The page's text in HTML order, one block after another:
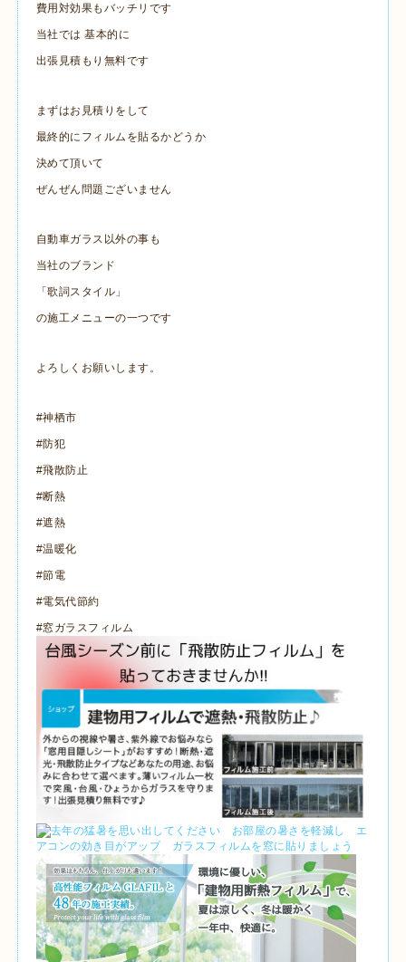
費用対効果もバッチリです
当社では 基本的に
出張見積もり無料です
まずはお見積りをして
最終的にフィルムを貼るかどうか
決めて頂いて
ぜんぜん問題ございません
自動車ガラス以外の事も
当社のブランド
「歌詞スタイル」
の施工メニューの一つです
よろしくお願いします。
#神栖市
#防犯
#飛散防止
#断熱
#遮熱
#温暖化
#節電
#電気代節約
#窓ガラスフィルム